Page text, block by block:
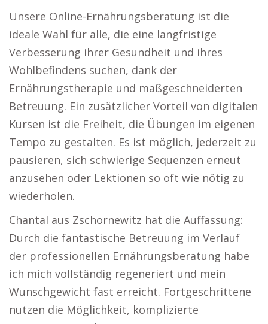
Unsere Online-Ernährungsberatung ist die
ideale Wahl für alle, die eine langfristige
Verbesserung ihrer Gesundheit und ihres
Wohlbefindens suchen, dank der
Ernährungstherapie und maßgeschneiderten
Betreuung. Ein zusätzlicher Vorteil von digitalen
Kursen ist die Freiheit, die Übungen im eigenen
Tempo zu gestalten. Es ist möglich, jederzeit zu
pausieren, sich schwierige Sequenzen erneut
anzusehen oder Lektionen so oft wie nötig zu
wiederholen.
Chantal aus Zschornewitz hat die Auffassung:
Durch die fantastische Betreuung im Verlauf
der professionellen Ernährungsberatung habe
ich mich vollständig regeneriert und mein
Wunschgewicht fast erreicht. Fortgeschrittene
nutzen die Möglichkeit, komplizierte